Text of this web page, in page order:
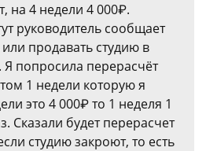
на 4 недели 4 000₽.
руководитель сообщает
продавать студию в
попросила перерасчёт
1 недели которую я
это 4 000₽ то 1 неделя 1
Сказали будет перерасчет
студию закроют, то есть